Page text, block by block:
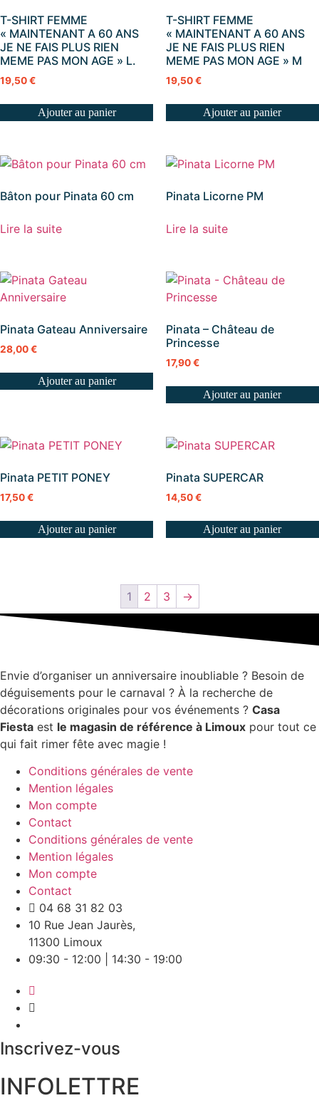
T-SHIRT FEMME
« MAINTENANT A 60 ANS
JE NE FAIS PLUS RIEN
MEME PAS MON AGE » L.
19,50€
Ajouter au panier
T-SHIRT FEMME
« MAINTENANT A 60 ANS
JE NE FAIS PLUS RIEN
MEME PAS MON AGE » M
19,50€
Ajouter au panier
Bâton pour Pinata 60 cm
Lire la suite
Pinata Licorne PM
Lire la suite
Pinata Gateau Anniversaire
28,00€
Ajouter au panier
Pinata – Château de
Princesse
17,90€
Ajouter au panier
Pinata PETIT PONEY
17,50€
Ajouter au panier
Pinata SUPERCAR
14,50€
Ajouter au panier
1 2 3 →
Envie d’organiser un anniversaire inoubliable ? Besoin de
déguisements pour le carnaval ? À la recherche de
décorations originales pour vos événements ? Casa
Fiesta est le magasin de référence à Limoux pour tout ce
qui fait rimer fête avec magie !
Conditions générales de vente
Mention légales
Mon compte
Contact
Conditions générales de vente
Mention légales
Mon compte
Contact
04 68 31 82 03
10 Rue Jean Jaurès,
11300 Limoux
09:30 - 12:00 | 14:30 - 19:00
Inscrivez-vous
INFOLETTRE